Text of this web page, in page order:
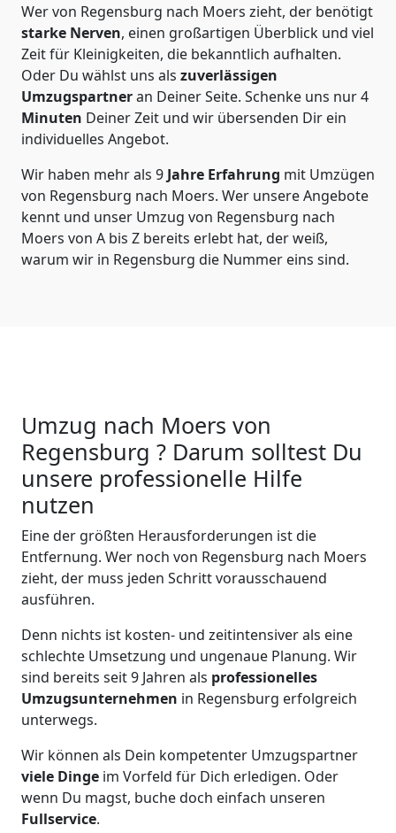
Wer von Regensburg nach Moers zieht, der benötigt
starke Nerven, einen großartigen Überblick und viel
Zeit für Kleinigkeiten, die bekanntlich aufhalten.
Oder Du wählst uns als zuverlässigen
Umzugspartneran Deiner Seite. Schenke uns nur4
Minuten Deiner Zeit und wir übersenden Dir ein
individuelles Angebot.
Wir haben mehr als 9 Jahre Erfahrung mit Umzügen
von Regensburg nach Moers. Wer unsere Angebote
kennt und unser Umzug von Regensburg nach
Moers von A bis Z bereits erlebt hat, der weiß,
warum wir in Regensburg die Nummer eins sind.
Umzug nach Moers von
Regensburg ? Darum solltest Du
unsere professionelle Hilfe
nutzen
Eine der größten Herausforderungen ist die
Entfernung. Wer noch von Regensburg nach Moers
zieht, der muss jeden Schritt vorausschauend
ausführen.
Denn nichts ist kosten- und zeitintensiver als eine
schlechte Umsetzung und ungenaue Planung. Wir
sind bereits seit 9 Jahren als professionelles
Umzugsunternehmen in Regensburg erfolgreich
unterwegs.
Wir können als Dein kompetenter Umzugspartner
viele Dinge im Vorfeld für Dich erledigen. Oder
wenn Du magst, buche doch einfach unseren
Fullservice.